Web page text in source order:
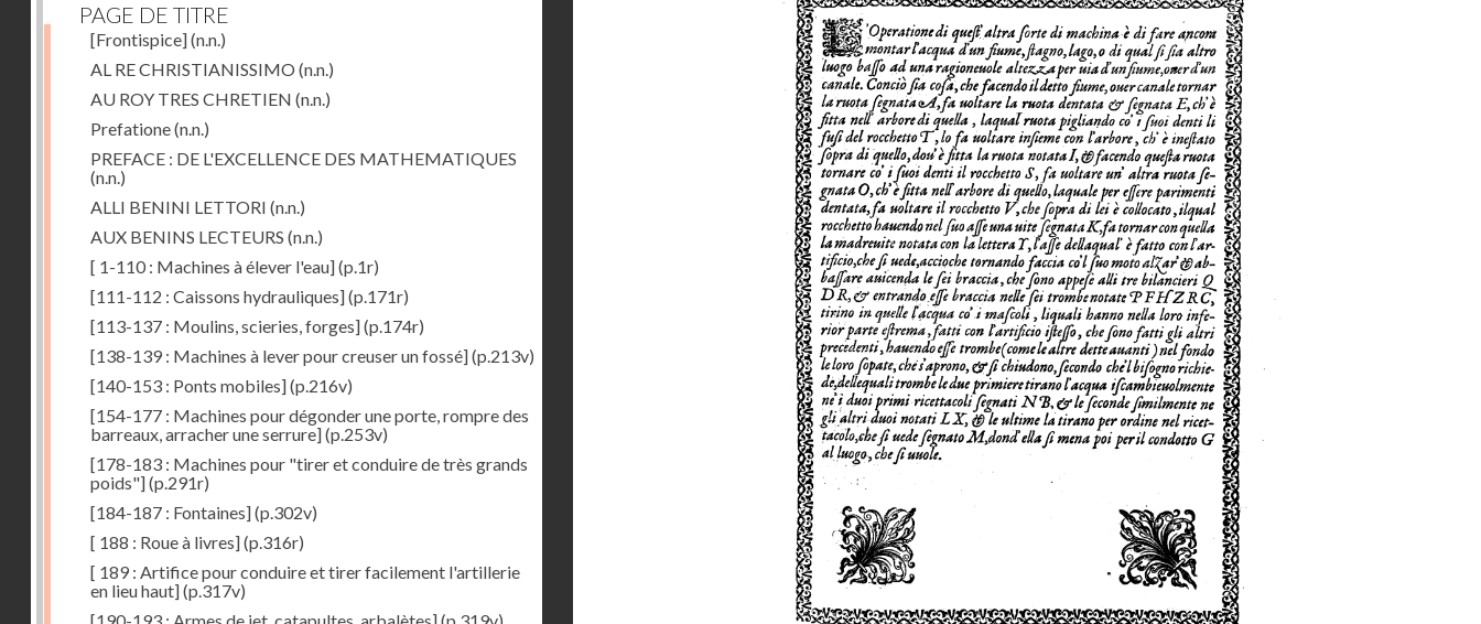
PAGE DE TITRE
[Frontispice](n.n.)
AL RE CHRISTIANISSIMO (n.n.)
AU ROY TRES CHRETIEN (n.n.)
Prefatione(n.n.)
PREFACE : DE L'EXCELLENCE DES MATHEMATIQUES
(n.n.)
ALLI BENINI LETTORI (n.n.)
AUX BENINS LECTEURS (n.n.)
[ 1-110 : Machines à élever l'eau](p.1r)
[111-112 : Caissons hydrauliques](p.171r)
[113-137 : Moulins, scieries, forges](p.174r)
[138-139 : Machines à lever pour creuser un fossé](p.213v)
[140-153 : Ponts mobiles](p.216v)
[154-177 : Machines pour dégonder une porte, rompre des
barreaux, arracher une serrure](p.253v)
[178-183 : Machines pour "tirer et conduire de très grands
poids"](p.291r)
[184-187 : Fontaines](p.302v)
[ 188 : Roue à livres](p.316r)
[ 189 : Artifice pour conduire et tirer facilement l'artillerie
en lieu haut](p.317v)